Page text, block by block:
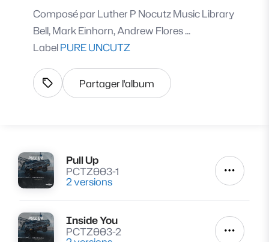
Composé par Luther P Nocutz Music Library
Bell, Mark Einhorn, Andrew Flores ...
LabelPURE UNCUTZ
Afficher les tags
Partager l'album
Lire
Pull Up
PCTZ003-1
2 versions Autres
Lire
Inside You
PCTZ003-2
Autres